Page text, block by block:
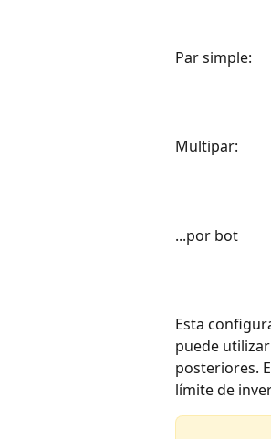
Par simple:
Multipar:
...por bot
Esta
puede
posteriores.
límite de